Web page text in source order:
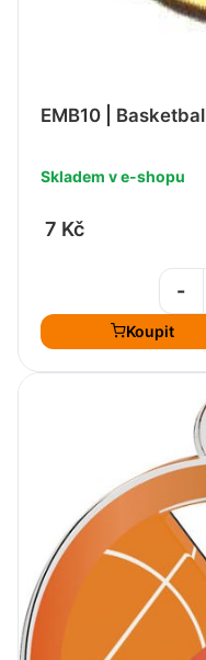
EMB10 | Basketbal
Skladem v e-shopu
7 Kč
-
Koupit